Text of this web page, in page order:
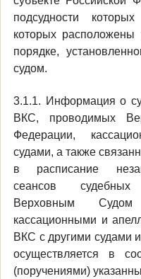
подсудности
которых
порядке,
судом.
3.1.1. Информация о
ВКС, проводимых
Федерации,
судами, а также
в расписание
сеансов
Верховным Судом
кассационными и
ВКС с другими судами
осуществляется в
(поручениями)